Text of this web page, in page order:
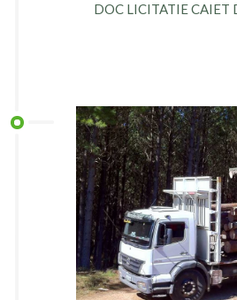
DOC LICITATIE